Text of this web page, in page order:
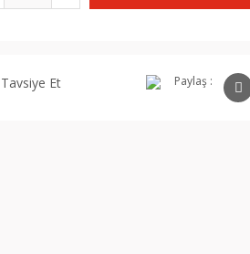
Tavsiye Et Paylaş :